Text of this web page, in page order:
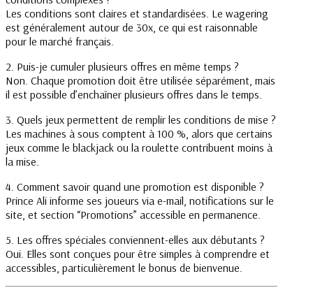
Les conditions sont claires et standardisées. Le wagering
est généralement autour de 30x, ce qui est raisonnable
pour le marché français.
2. Puis-je cumuler plusieurs offres en même temps ?
Non. Chaque promotion doit être utilisée séparément, mais
il est possible d’enchaîner plusieurs offres dans le temps.
3. Quels jeux permettent de remplir les conditions de mise ?
Les machines à sous comptent à 100 %, alors que certains
jeux comme le blackjack ou la roulette contribuent moins à
la mise.
4. Comment savoir quand une promotion est disponible ?
Prince Ali informe ses joueurs via e-mail, notifications sur le
site, et section “Promotions” accessible en permanence.
5. Les offres spéciales conviennent-elles aux débutants ?
Oui. Elles sont conçues pour être simples à comprendre et
accessibles, particulièrement le bonus de bienvenue.